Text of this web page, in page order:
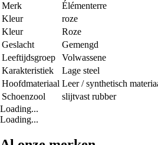
Merk
Élémenterre
Kleur
roze
Kleur
Roze
Geslacht
Gemengd
Leeftijdsgroep
Volwassene
Karakteristiek
Lage steel
Hoofdmateriaal Leer / synthetisch
Schoenzool
slijtvast rubber
Loading...
Loading...